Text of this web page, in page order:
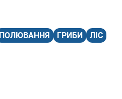
ПОЛЮВАННЯ ГРИБИ
ЛІС